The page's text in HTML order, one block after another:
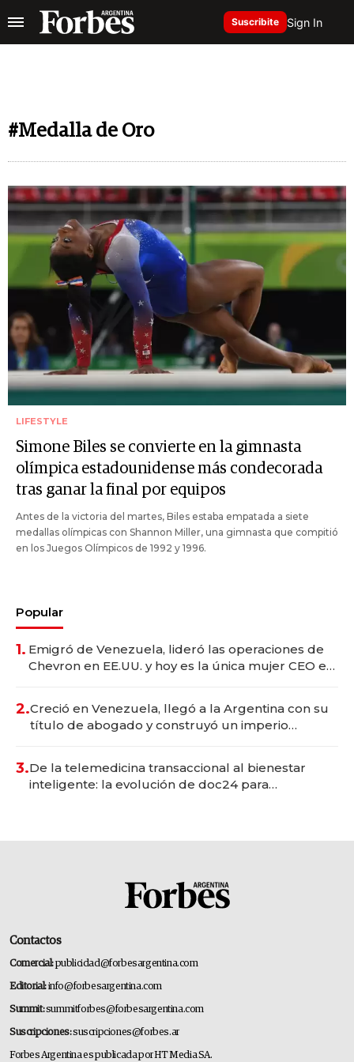
Suscribite Sign In
#Medalla de Oro
LIFESTYLE
Simone Biles se convierte en la gimnasta
olímpica estadounidense más condecorada
tras ganar la final por equipos
Antes de la victoria del martes, Biles estaba empatada a siete
medallas olímpicas con Shannon Miller, una gimnasta que compitió
en los Juegos Olímpicos de 1992 y 1996.
Popular
1. Emigró de Venezuela, lideró las operaciones de
Chevron en EE.UU. y hoy es la única mujer CEO en
2.Creció en Venezuela, llegó a la Argentina con su
título de abogado y construyó un imperio
3.De la telemedicina transaccional al bienestar
inteligente: la evolución de doc24 para
Contactos
Comercial:publicidad@forbesargentina.com
Editorial:info@forbesargentina.com
Summit:summitforbes@forbesargentina.com
Suscripciones:suscripciones@forbes.ar
Forbes Argentina es publicada por HT Media SA.